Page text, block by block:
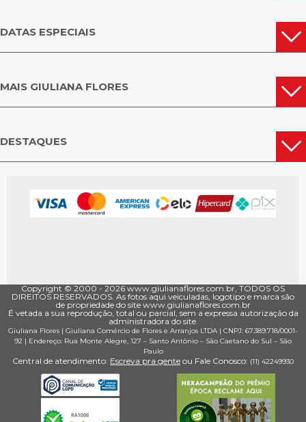
DATAS ESPECIAIS
MAIS GIULIANA FLORES
DESTAQUES
Copyright © 2000 - ­2026 www.giulianaflores.com.br, TODOS OS
DIREITOS RESERVADOS. As fotos aqui veiculadas, logotipo e marca são
de propriedade do site www.giulianaflores.com.br
É vetada a sua reprodução, total ou parcial, sem a expressa autorização da
administradora do site.
Giuliana Flores | Giuliana Comércio de Flores e Arranjos LTDA | CNPJ: 67.389.718/0001­
92 | Endereço: Rua Monte Alegre, 127 – Santo Antônio – São Caetano do Sul – São
Paulo
Central de atendimento: Escreva pra gente ou Fale Conosco: (11) 4224­9930